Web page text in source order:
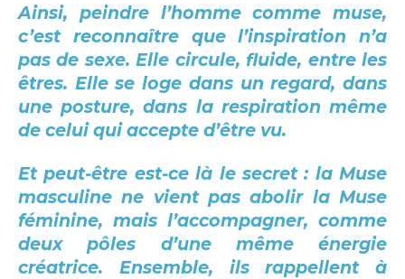
Ainsi, peindre l’homme comme muse,
c’est reconnaître que l’inspiration n’a
pas de sexe. Elle circule, fluide, entre les
êtres. Elle se loge dans un regard, dans
une posture, dans la respiration même
de celui qui accepte d’être vu.
Et peut-être est-ce là le secret : la Muse
masculine ne vient pas abolir la Muse
féminine, mais l’accompagner, comme
deux pôles d’une même énergie
créatrice. Ensemble, ils rappellent à